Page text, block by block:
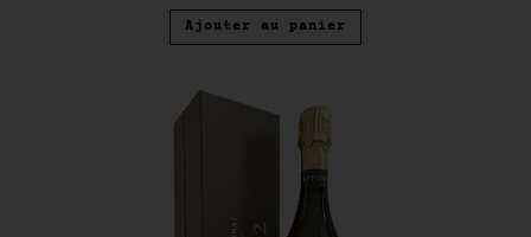
Ajouter au panier